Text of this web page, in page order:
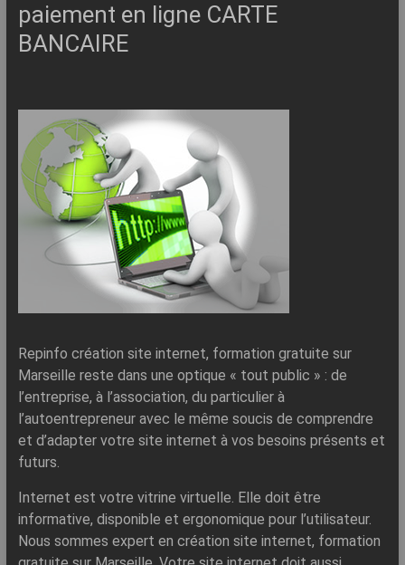
paiement en ligne CARTE
BANCAIRE
Repinfo création site internet, formation gratuite sur
Marseille reste dans une optique « tout public » : de
l’entreprise, à l’association, du particulier à
l’autoentrepreneur avec le même soucis de comprendre
et d’adapter votre site internet à vos besoins présents et
futurs.
Internet est votre vitrine virtuelle. Elle doit être
informative, disponible et ergonomique pour l’utilisateur.
Nous sommes expert en création site internet, formation